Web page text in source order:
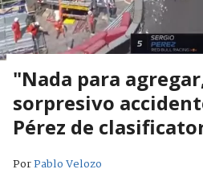
"Nada para
sorpresivo
Pérez de
PorPablo Velozo